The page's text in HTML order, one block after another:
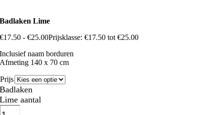
Badlaken Lime
€17.50 - €25.00Prijsklasse: €17.50 tot €25.00
Inclusief naam borduren
Afmeting 140 x 70 cm
Prijs
Badlaken
Lime aantal